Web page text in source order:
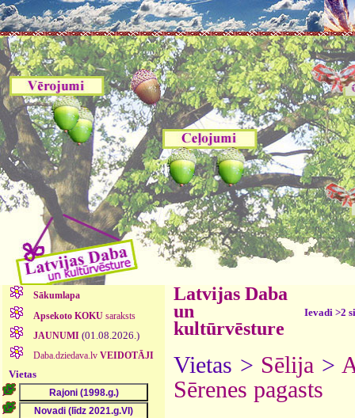
Sākumlapa
Apsekoto KOKUsaraksts
JAUNUMI (01.08.2026.)
Daba.dziedava.lv VEIDOTĀJI
Vietas
Latvijas Daba
un
kultūrvēsture
Ievadi >2
Vietas > Sēlija >
Sērenes pagasts